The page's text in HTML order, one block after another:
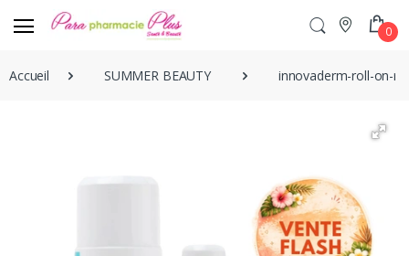
0
Accueil SUMMER BEAUTY innovaderm-roll-on-